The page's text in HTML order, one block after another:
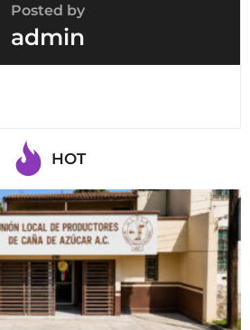
Posted by
admin
HOT